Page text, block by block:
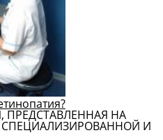
НА
СПЕЦИАЛИЗИРОВАННОЙ И